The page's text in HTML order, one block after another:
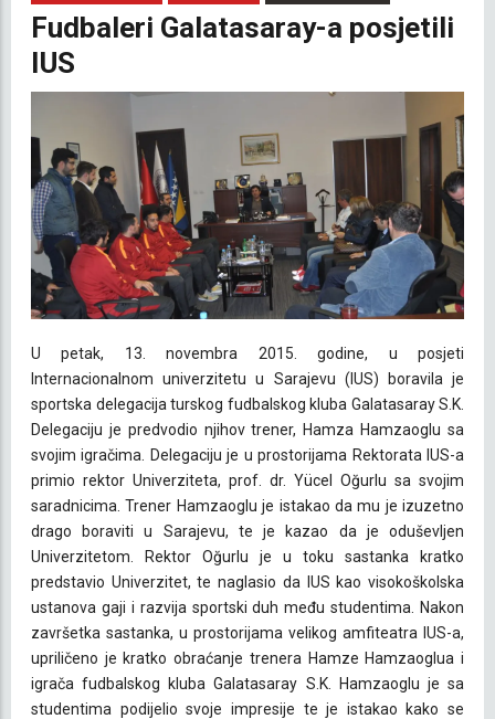
Fudbaleri Galatasaray-a posjetili
IUS
U petak, 13. novembra 2015. godine, u posjeti
Internacionalnom univerzitetu u Sarajevu (IUS) boravila je
sportska delegacija turskog fudbalskog kluba Galatasaray S.K.
Delegaciju je predvodio njihov trener, Hamza Hamzaoglu sa
svojim igračima. Delegaciju je u prostorijama Rektorata IUS-a
primio rektor Univerziteta, prof. dr. Yücel Oğurlu sa svojim
saradnicima. Trener Hamzaoglu je istakao da mu je izuzetno
drago boraviti u Sarajevu, te je kazao da je oduševljen
Univerzitetom. Rektor Oğurlu je u toku sastanka kratko
predstavio Univerzitet, te naglasio da IUS kao visokoškolska
ustanova gaji i razvija sportski duh među studentima. Nakon
završetka sastanka, u prostorijama velikog amfiteatra IUS-a,
upriličeno je kratko obraćanje trenera Hamze Hamzaoglua i
igrača fudbalskog kluba Galatasaray S.K. Hamzaoglu je sa
studentima podijelio svoje impresije te je istakao kako se